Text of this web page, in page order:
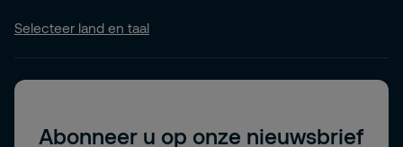
Selecteer land en taal
Abonneer u op onze nieuwsbrief